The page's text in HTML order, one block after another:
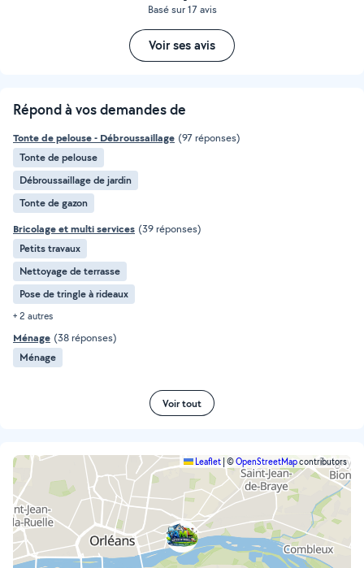
Basé sur 17 avis
Voir ses avis
Répond à vos demandes de
Tonte de pelouse - Débroussaillage (97 réponses)
Tonte de pelouse
Débroussaillage de jardin
Tonte de gazon
Bricolage et multi services (39 réponses)
Petits travaux
Nettoyage de terrasse
Pose de tringle à rideaux
+ 2 autres
Ménage (38 réponses)
Ménage
Voir tout
Leaflet ©OpenStreetMapcontributors